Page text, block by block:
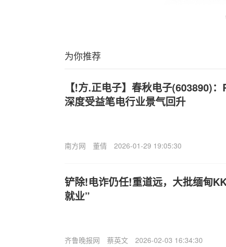
为你推荐
【!方.正电子】春秋电子(603890)
深度受益笔电行业景气回升
南方网 董倩 2026-01-29 19:05:30
铲除!电诈仍任!重道远，大批缅甸
就业”
齐鲁晚报网 蔡英文 2026-02-03 16:34:30